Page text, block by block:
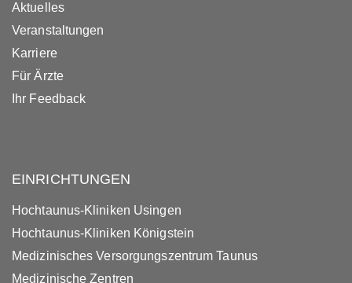
Aktuelles
Veranstaltungen
Karriere
Für Ärzte
Ihr Feedback
EINRICHTUNGEN
Hochtaunus-Kliniken Usingen
Hochtaunus-Kliniken Königstein
Medizinisches Versorgungszentrum Taunus
Medizinische Zentren